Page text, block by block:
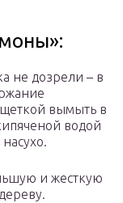
не дозрели – в
вымыть в
водой
и жесткую